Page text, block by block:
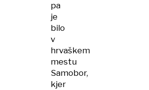
pa
je
bilo
v
hrvaškem
mestu
Samobor,
kjer